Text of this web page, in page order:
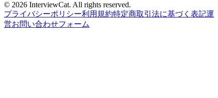
© 2026 InterviewCat. All rights reserved.
プライバシーポリシー利用規約特定商取引法に基づく表記運
営お問い合わせフォーム